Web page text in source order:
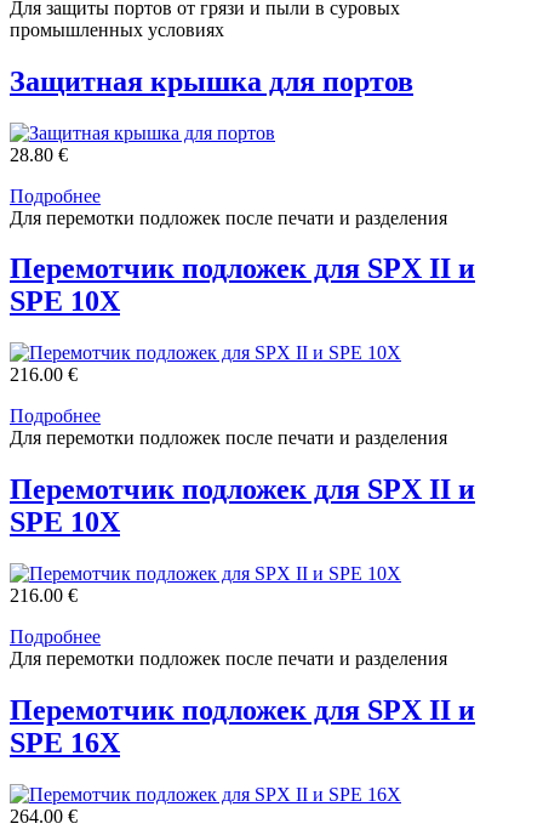
Для защиты портов от грязи и пыли в суровых
промышленных условиях
Защитная крышка для портов
28.80 €
Подробнее
Для перемотки подложек после печати и разделения
Перемотчик подложек для SPX II и
SPE 10X
216.00 €
Подробнее
Для перемотки подложек после печати и разделения
Перемотчик подложек для SPX II и
SPE 10X
216.00 €
Подробнее
Для перемотки подложек после печати и разделения
Перемотчик подложек для SPX II и
SPE 16X
264.00 €